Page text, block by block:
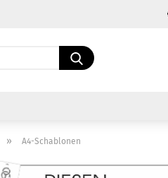
Währung auswählenSuche...
» A4-Schablonen